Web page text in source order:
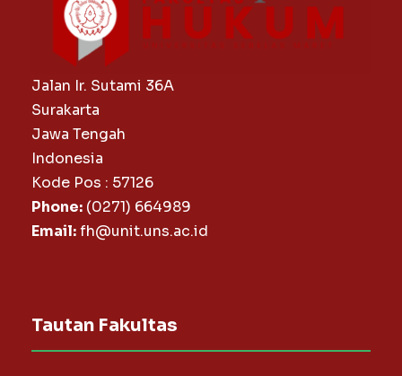
Jalan Ir. Sutami 36A
Surakarta
Jawa Tengah
Indonesia
Kode Pos : 57126
Phone: (0271) 664989
Email:fh@unit.uns.ac.id
Tautan Fakultas